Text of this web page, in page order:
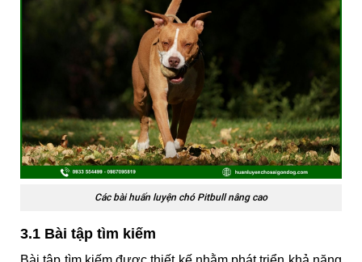
Các bài huấn luyện chó Pitbull nâng cao
3.1 Bài tập tìm kiếm